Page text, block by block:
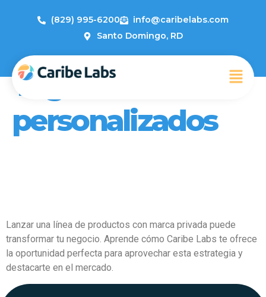
(829) 995-6200
info@caribelabs.com
Santo Domingo, RD
Tag:Productos
personalizados
Lanzar una línea de productos con marca privada puede
transformar tu negocio. Aprende cómo Caribe Labs te ofrece
la oportunidad perfecta para aprovechar esta estrategia y
destacarte en el mercado.